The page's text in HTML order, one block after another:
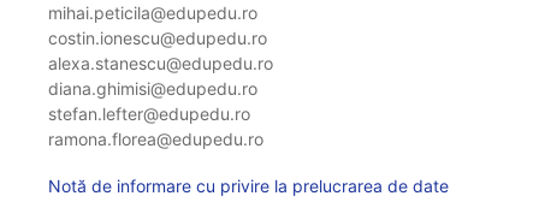
mihai.peticila@edupedu.ro
costin.ionescu@edupedu.ro
alexa.stanescu@edupedu.ro
diana.ghimisi@edupedu.ro
stefan.lefter@edupedu.ro
ramona.florea@edupedu.ro
Notă de informare cu privire la prelucrarea de date